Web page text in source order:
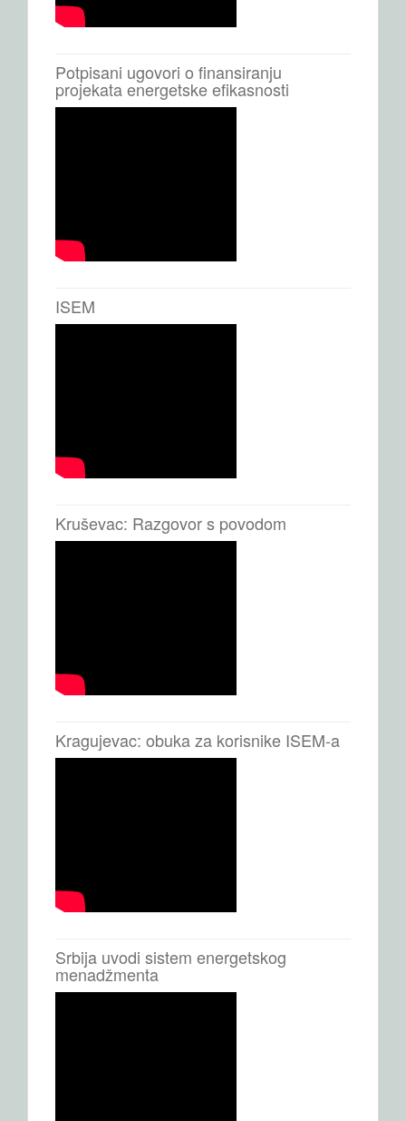
Potpisani ugovori o finansiranju
projekata energetske efikasnosti
ISEM
Kruševac: Razgovor s povodom
Kragujevac: obuka za korisnike ISEM-a
Srbija uvodi sistem energetskog
menadžmenta